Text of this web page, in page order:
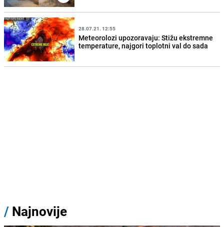
28.07.21. 12:55
Meteorolozi upozoravaju: Stižu ekstremne
temperature, najgori toplotni val do sada
/ Najnovije